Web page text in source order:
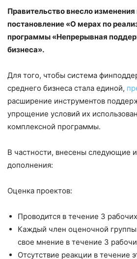
Правительство внесло изменения
постановление «О мерах по
программы «Непрерывная
бизнеса».
Для того, чтобы система
среднего бизнеса стала единой,
расширение инструментов
упрощение условий их
комплексной программы.
В частности, внесены следующие
дополнения:
Оценка проектов:
Проводится в течение 3
Каждый член оценочной
свое мнение в течение 3
Отсутствие реакции в течение